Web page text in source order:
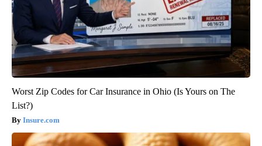
Worst Zip Codes for Car Insurance in Ohio (Is Yours on The
List?)
Insure.com